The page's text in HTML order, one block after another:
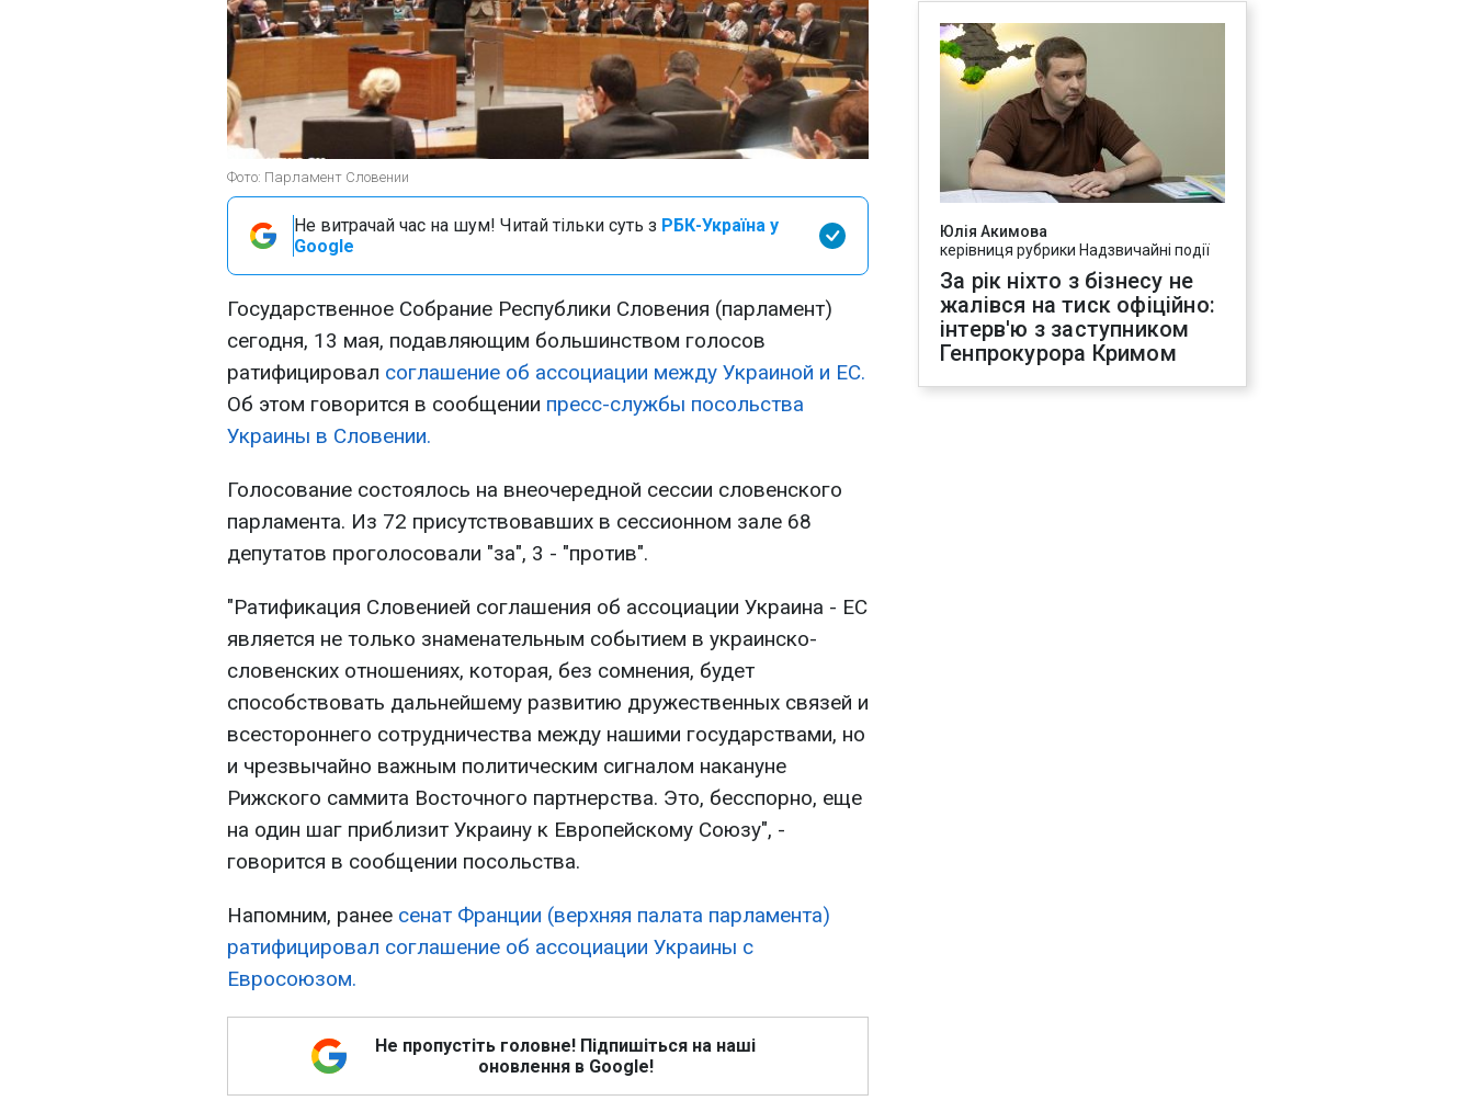
Фото: Парламент Словении
Не витрачай час на шум! Читай тільки суть з РБК-Україна у
Google
Государственное Собрание Республики Словения (парламент)
сегодня, 13 мая, подавляющим большинством голосов
ратифицировал соглашение об ассоциации между Украиной и ЕС.
Об этом говорится в сообщении пресс-службы посольства
Украины в Словении.
Голосование состоялось на внеочередной сессии словенского
парламента. Из 72 присутствовавших в сессионном зале 68
депутатов проголосовали "за", 3 - "против".
"Ратификация Словенией соглашения об ассоциации Украина - ЕС
является не только знаменательным событием в украинско-
словенских отношениях, которая, без сомнения, будет
способствовать дальнейшему развитию дружественных связей и
всестороннего сотрудничества между нашими государствами, но
и чрезвычайно важным политическим сигналом накануне
Рижского саммита Восточного партнерства. Это, бесспорно, еще
на один шаг приблизит Украину к Европейскому Союзу", -
говорится в сообщении посольства.
Напомним, ранее сенат Франции (верхняя палата парламента)
ратифицировал соглашение об ассоциации Украины с
Евросоюзом.
Не пропустіть головне! Підпишіться на наші
оновлення в Google!
Юлія Акимова
керівниця рубрики Надзвичайні події
За рік ніхто з бізнесу не
жалівся на тиск офіційно:
інтерв'ю з заступником
Генпрокурора Кримом